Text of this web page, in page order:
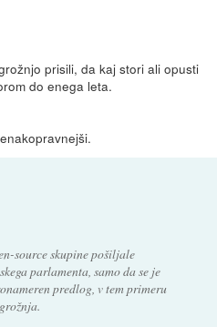
prisili, da kaj stori ali opusti
do enega leta.
source skupine pošiljale
parlamenta, samo da se je
predlog, v tem primeru